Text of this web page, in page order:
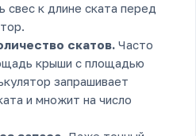
свес к длине ската перед
скатов. Часто
крыши с площадью
запрашивает
и множит на число